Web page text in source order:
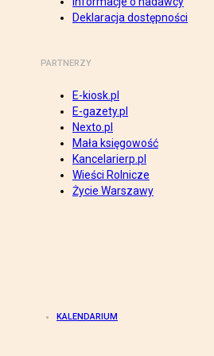
Deklaracja dostępności
PARTNERZY
E-kiosk.pl
E-gazety.pl
Nexto.pl
Mała księgowość
Kancelarierp.pl
Wieści Rolnicze
Życie Warszawy
KALENDARIUM